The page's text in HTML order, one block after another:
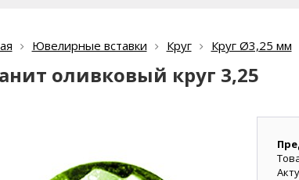
Ювелирные вставки Круг Круг Ø3,25 мм
оливковый круг 3,25